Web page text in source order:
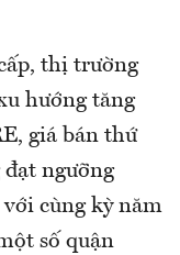
thị trường
hướng tăng
giá bán thứ
ngưỡng
với cùng kỳ năm
số quận